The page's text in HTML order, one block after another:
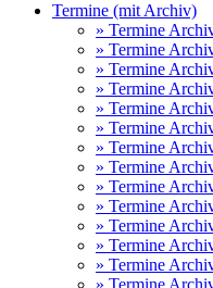
Termine (mit Archiv)
» Termine
» Termine
» Termine
» Termine
» Termine
» Termine
» Termine
» Termine
» Termine
» Termine
» Termine
» Termine
» Termine
» Termine